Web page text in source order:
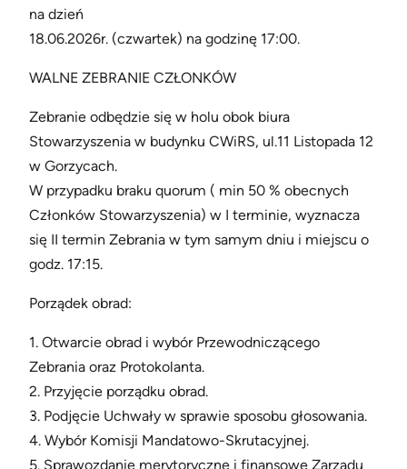
na dzień
18.06.2026r. (czwartek) na godzinę 17:00.
WALNE ZEBRANIE CZŁONKÓW
Zebranie odbędzie się w holu obok biura
Stowarzyszenia w budynku CWiRS, ul.11 Listopada 12
w Gorzycach.
W przypadku braku quorum ( min 50 % obecnych
Członków Stowarzyszenia) w I terminie, wyznacza
się II termin Zebrania w tym samym dniu i miejscu o
godz. 17:15.
Porządek obrad:
1. Otwarcie obrad i wybór Przewodniczącego
Zebrania oraz Protokolanta.
2. Przyjęcie porządku obrad.
3. Podjęcie Uchwały w sprawie sposobu głosowania.
4. Wybór Komisji Mandatowo-Skrutacyjnej.
5. Sprawozdanie merytoryczne i finansowe Zarządu